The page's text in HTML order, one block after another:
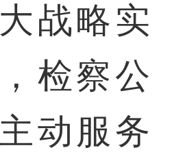
战略实
检察公
动服务